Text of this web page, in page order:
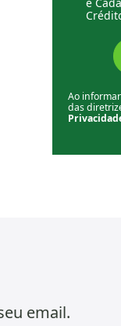
Ao
das
email.